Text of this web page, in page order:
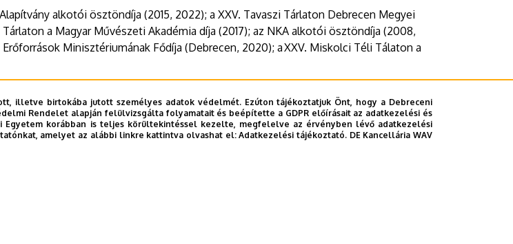
alkotói ösztöndíja (2015, 2022); a XXV. Tavaszi Tárlaton Debrecen Megyei
a Magyar Művészeti Akadémia díja (2017); az NKA alkotói ösztöndíja (2008,
Minisztériumának Fődíja (Debrecen, 2020); a XXV. Miskolci Téli Tálaton a
illetve birtokába jutott személyes adatok védelmét. Ezúton tájékoztatjuk Önt, hogy a Debreceni
Rendelet alapján felülvizsgálta folyamatait és beépítette a GDPR előírásait az adatkezelési és
Egyetem korábban is teljes körültekintéssel kezelte, megfelelve az érvényben lévő adatkezelési
amelyet az alábbi linkre kattintva olvashat el:Adatkezelési tájékoztató. DE Kancellária WAV